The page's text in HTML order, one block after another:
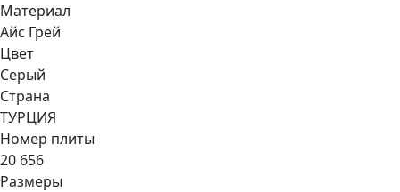
Материал
Айс Грей
Цвет
Серый
Страна
ТУРЦИЯ
Номер плиты
20 656
Размеры